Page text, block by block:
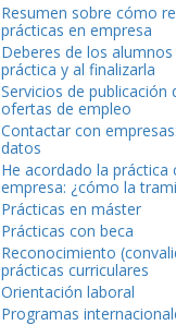
Resumen sobre cómo
prácticas en empresa
Deberes de los
práctica y al finalizarla
Servicios de publicación
ofertas de empleo
Contactar con
datos
He acordado la práctica
empresa: ¿cómo la
Prácticas en máster
Prácticas con beca
Reconocimiento
prácticas curriculares
Orientación laboral
Programas